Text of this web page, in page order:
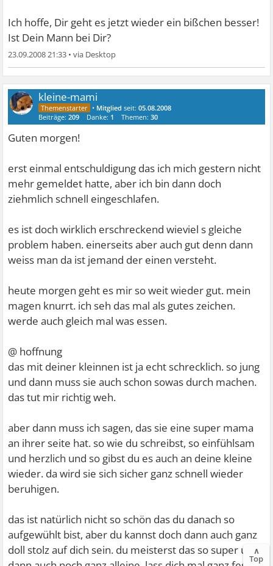
Ich hoffe, Dir geht es jetzt wieder ein bißchen besser!
Ist Dein Mann bei Dir?
23.09.2008 21:33 •
kleine-mami
• Mitglied seit:05.08.2008
Beiträge:209 Danke: 1 Themen:30
Guten morgen!
erst einmal entschuldigung das ich mich gestern nicht
mehr gemeldet hatte, aber ich bin dann doch
ziehmlich schnell eingeschlafen.
es ist doch wirklich erschreckend wieviel s gleiche
problem haben. einerseits aber auch gut denn dann
weiss man da ist jemand der einen versteht.
heute morgen geht es mir so weit wieder gut. mein
magen knurrt. ich seh das mal als gutes zeichen.
werde auch gleich mal was essen.
@ hoffnung
das mit deiner kleinnen ist ja echt schrecklich. so jung
und dann muss sie auch schon sowas durch machen.
das tut mir richtig weh.
aber dann muss ich sagen, das sie eine super mama
an ihrer seite hat. so wie du schreibst, so einfühlsam
und herzlich und so gibst du es auch an deine kleine
wieder. da wird sie sich sicher ganz schnell wieder
beruhigen.
das ist natürlich nicht so schön das du danach so
aufgewühlt bist, aber du kannst doch dann auch ganz
doll stolz auf dich sein. du meisterst das so super und
∧
Top